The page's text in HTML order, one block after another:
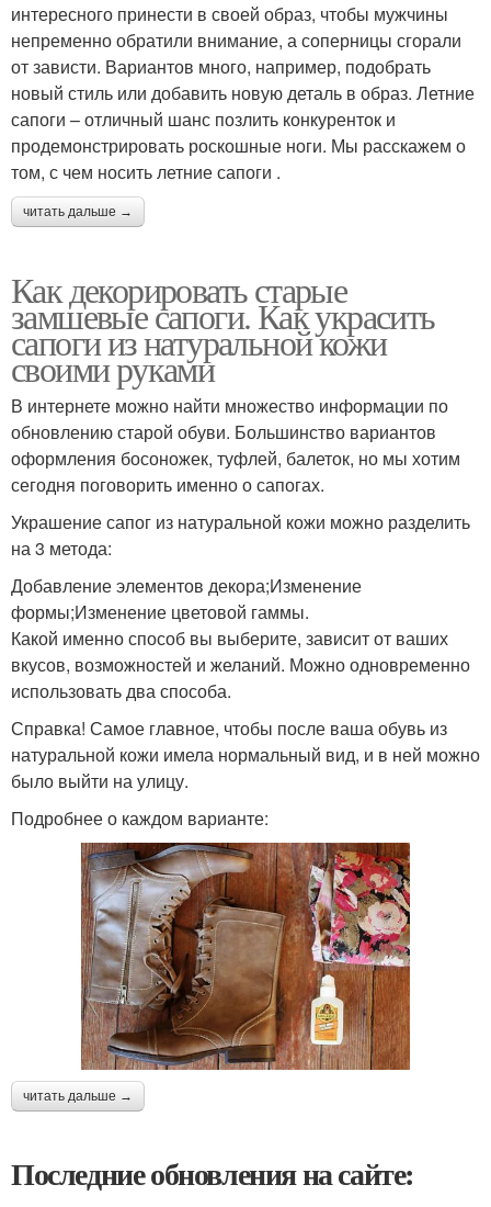
интересного принести в своей образ, чтобы мужчины
непременно обратили внимание, а соперницы сгорали
от зависти. Вариантов много, например, подобрать
новый стиль или добавить новую деталь в образ. Летние
сапоги – отличный шанс позлить конкуренток и
продемонстрировать роскошные ноги. Мы расскажем о
том, с чем носить летние сапоги .
читать дальше →
Как декорировать старые
замшевые сапоги. Как украсить
сапоги из натуральной кожи
своими руками
В интернете можно найти множество информации по
обновлению старой обуви. Большинство вариантов
оформления босоножек, туфлей, балеток, но мы хотим
сегодня поговорить именно о сапогах.
Украшение сапог из натуральной кожи можно разделить
на 3 метода:
Добавление элементов декора;Изменение
формы;Изменение цветовой гаммы.
Какой именно способ вы выберите, зависит от ваших
вкусов, возможностей и желаний. Можно одновременно
использовать два способа.
Справка! Самое главное, чтобы после ваша обувь из
натуральной кожи имела нормальный вид, и в ней можно
было выйти на улицу.
Подробнее о каждом варианте:
читать дальше →
Последние обновления на сайте: